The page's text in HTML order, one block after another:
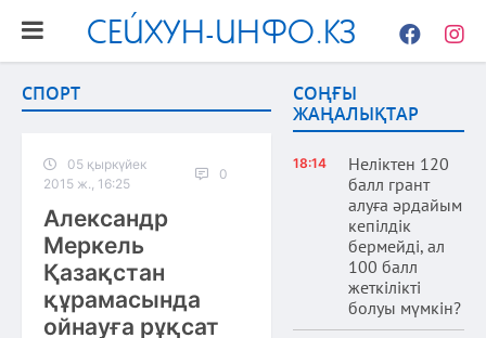
СЕЙХУН-ИНФО.КЗ
Facebook
СПОРТ
05 қыркүйек
2015 ж., 16:25
0
Александр
Меркель
Қазақстан
құрамасында
ойнауға рұқсат
СОҢҒЫ
ЖАҢАЛЫҚТАР
18:14
Неліктен 120
балл грант
алуға әрдайым
кепілдік
бермейді, ал
100 балл
жеткілікті
болуы мүмкін?